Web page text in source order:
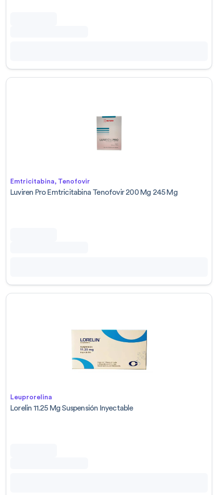
Emtricitabina, Tenofovir
Luviren Pro Emtricitabina Tenofovir 200 Mg 245 Mg
Leuprorelina
Lorelin 11.25 Mg Suspensión Inyectable